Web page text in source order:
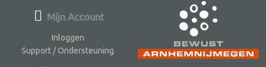
Mijn Account
Inloggen
Support / Ondersteuning